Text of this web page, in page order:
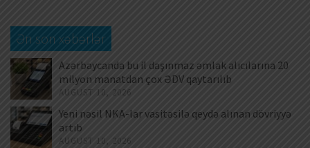
Ən son xəbərlər
Azərbaycanda bu il daşınmaz əmlak alıcılarına 20
milyon manatdan çox ƏDV qaytarılıb
AUGUST 10, 2026
Yeni nəsil NKA-lar vasitəsilə qeydə alınan dövriyyə
artıb
AUGUST 10, 2026